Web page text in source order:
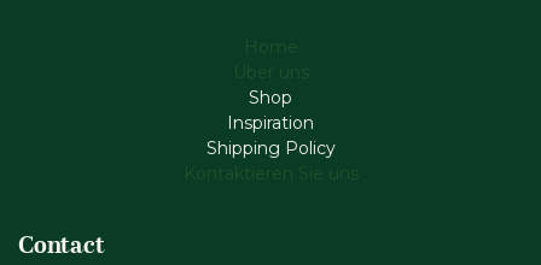
Home
Über uns
Shop
Inspiration
Shipping Policy
Kontaktieren Sie uns
Contact